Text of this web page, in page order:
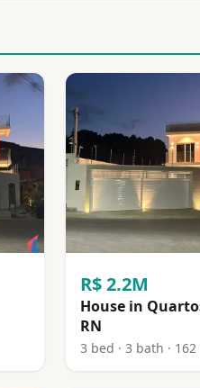
R$ 2.2M
House in
RN
3 bed · 3 bath · 162